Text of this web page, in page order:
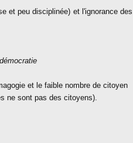
et peu disciplinée) et l'ignorance des
et le faible nombre de citoyen
ne sont pas des citoyens).